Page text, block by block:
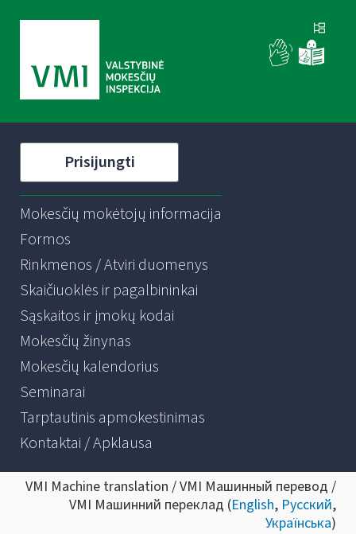
Prisijungti
Mokesčių mokėtojų informacija
Formos
Rinkmenos / Atviri duomenys
Skaičiuoklės ir pagalbininkai
Sąskaitos ir įmokų kodai
Mokesčių žinynas
Mokesčių kalendorius
Seminarai
Tarptautinis apmokestinimas
Kontaktai / Apklausa
VMI Machine translation / VMI Машинный перевод /
VMI Машинний переклад (English, Русский,
Українська)